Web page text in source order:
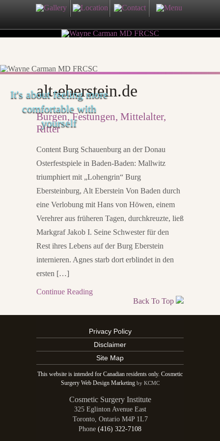
It's about feeling more
comfortable with
yourself
alt-eberstein.de
Burgen, Festungen, Mittelalter,
Ritter
Content Burg Schauenburg an der Donau
Osterfestspiele in Baden-Baden: Mallwitz
triumphiert mit „Lohengrin“ Burg
Ebersteinburg, Alt Eberstein Von Baden durch
eine Verlobung mit Hans von Höwen, einem
Verehrer aus früheren Tagen, durchkreuzte, ließ
Markgraf Jakob I. Seine Schwester für den
Rest ihres Lebens auf der Burg Eberstein
internieren. Agnes starb dort erblindet in den
ersten […]
Continue Reading
Back To Top
Privacy Policy
Disclaimer
Site Map
This website is intended for Canadian residents only. Cosmetic
Surgery Web Design Marketing by KCMC
Cosmetic Surgery Institute
325 Eglinton Avenue East
Toronto, Ontario M4P 1L7
Phone (416) 322-7108